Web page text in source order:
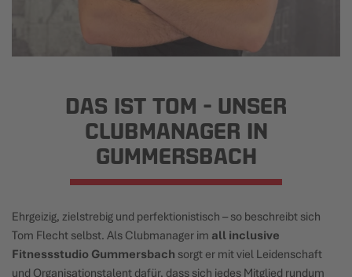
DAS IST TOM - UNSER
CLUBMANAGER IN
GUMMERSBACH
Ehrgeizig, zielstrebig und perfektionistisch – so beschreibt sich
Tom Flecht selbst. Als Clubmanager im all inclusive
Fitnessstudio Gummersbach sorgt er mit viel Leidenschaft
und Organisationstalent dafür, dass sich jedes Mitglied rundum